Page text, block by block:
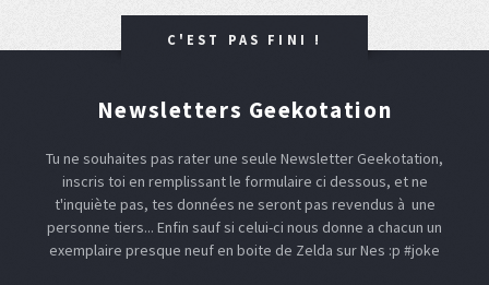
C'EST PAS FINI !
Newsletters Geekotation
Tu ne souhaites pas rater une seule Newsletter Geekotation,
inscris toi en remplissant le formulaire ci dessous, et ne
t'inquiète pas, tes données ne seront pas revendus à une
personne tiers... Enfin sauf si celui-ci nous donne a chacun un
exemplaire presque neuf en boite de Zelda sur Nes :p #joke